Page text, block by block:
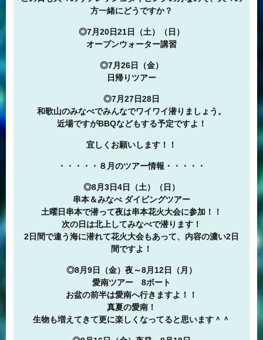
方一緒にどうですか？
◎7月20日21日（土）（日）
オープンウォーター講習
◎7月26日（金）
日帰りツアー
◎7月27日28日
和歌山のみなべでみんなでワイワイ潜りましょう。
近場ですがBBQなどもする予定ですよ！
宜しくお願いします！！
・・・・・８月のツアー情報・・・・・
◎8月3日4日（土）（日）
串本＆みなべ ダイビングツアー
土曜日串本で潜って夜は串本花火大会に参加！！
次の日は北上してみなべで潜ります！
2日間で違う海に潜れて花火大会もあって、内容の濃い2日
間ですよ！
◎8月9日（金）夜～8月12日（月）
愛南ツアー 8ボート
お盆の前半は愛南へ行きますよ！！
真夏の愛南！
生物も増えてきて更に楽しくなってると思います＾＾